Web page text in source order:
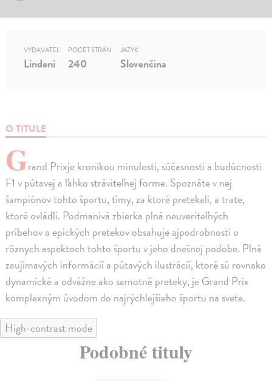
O TITULE
Grand Prixje kronikou minulosti, súčasnosti a budúcnosti
F1 v pútavej a ľahko stráviteľnej forme. Spoznáte v nej
šampiónov tohto športu, tímy, za ktoré pretekali, a trate,
ktoré ovládli. Podmanivá zbierka plná neuveriteľných
príbehov a epických pretekov obsahuje ajpodrobnosti o
rôznych aspektoch tohto športu v jeho dnešnej podobe. Plná
zaujímavých informácií a pútavých ilustrácií, ktoré sú rovnako
dynamické a odvážne ako samotné preteky, je Grand Prix
komplexným úvodom do najrýchlejšieho športu na svete.
VYDAVATEĽ
Lindeni
POČET STRÁN
240
JAZYK
Slovenčina
High-contrast mode
Podobné tituly